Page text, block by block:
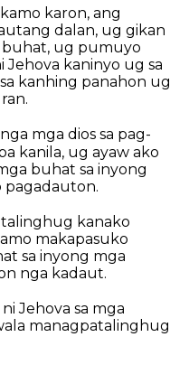
karon, ang
dalan, ug gikan
buhat, ug pumuyo
Jehova kaninyo ug sa
kanhing panahon ug
mga dios sa pag-
kanila, ug ayaw ako
buhat sa inyong
pagadauton.
kanako
makapasuko
sa inyong mga
nga kadaut.
Jehova sa mga
managpatalinghug